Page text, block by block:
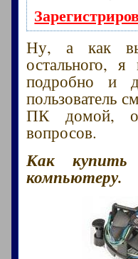
Ну, а как
остального, я
подробно и
пользователь
ПК домой,
вопросов.
Как
компьютеру.